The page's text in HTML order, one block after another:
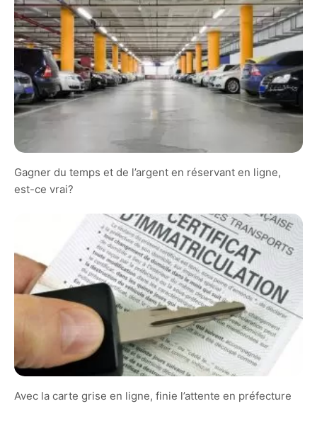
Gagner du temps et de l’argent en réservant en ligne,
est-ce vrai?
Avec la carte grise en ligne, finie l’attente en préfecture